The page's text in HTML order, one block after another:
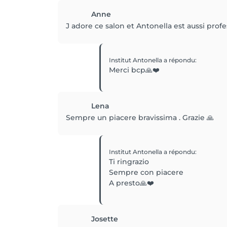
Anne
J adore ce salon et Antonella est aussi
Institut Antonella a répondu:
Merci bcp🙏❤️
Lena
Sempre un piacere bravissima . Grazie 🙏
Institut Antonella a répondu:
Ti ringrazio
Sempre con piacere
A presto🙏❤️
Josette